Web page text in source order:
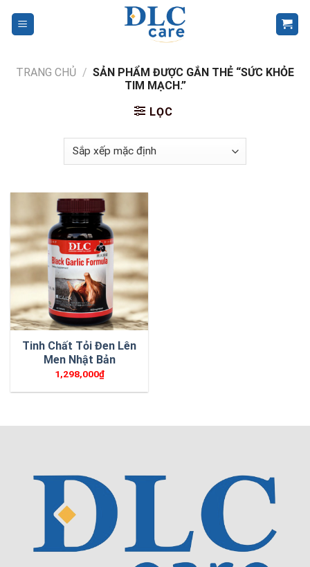
TRANG CHỦ / SẢN PHẨM ĐƯỢC GẮN THẺ “SỨC KHỎE
TIM MẠCH.”
LỌC
Tinh Chất Tỏi Đen Lên
Men Nhật Bản
1,298,000₫